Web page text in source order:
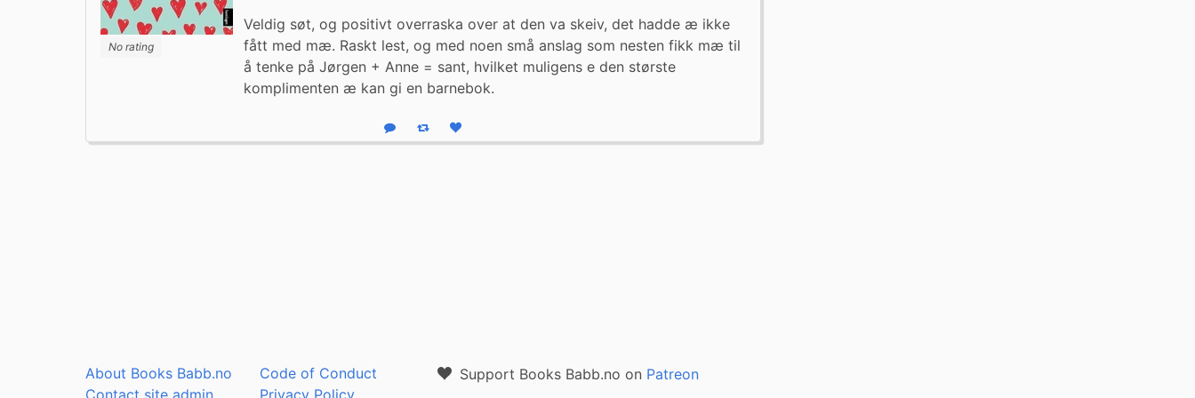
No rating
Veldig søt, og positivt overraska over at den va skeiv, det hadde æ ikke
fått med mæ. Raskt lest, og med noen små anslag som nesten fikk mæ til
å tenke på Jørgen + Anne = sant, hvilket muligens e den største
komplimenten æ kan gi en barnebok.
Reply Boost statusLike status
About Books Babb.no
Contact site admin
Code of Conduct
Privacy Policy
Support Books Babb.no on Patreon